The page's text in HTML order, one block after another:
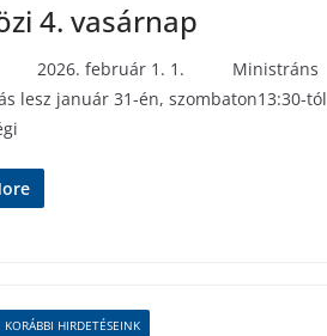
4. vasárnap
február 1. 1. Ministráns
lesz január 31-én, szombaton13:30-tól
KORÁBBI HIRDETÉSEINK